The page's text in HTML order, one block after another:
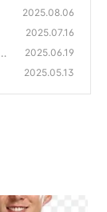
2025.08.06
2025.07.16
2025.06.19
2025.05.13